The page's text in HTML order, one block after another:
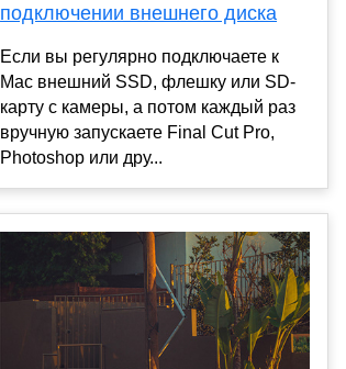
подключении внешнего диска
Если вы регулярно подключаете к
Mac внешний SSD, флешку или SD-
карту с камеры, а потом каждый раз
вручную запускаете Final Cut Pro,
Photoshop или дру...